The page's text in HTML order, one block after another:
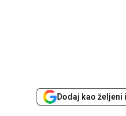
Dodaj kao